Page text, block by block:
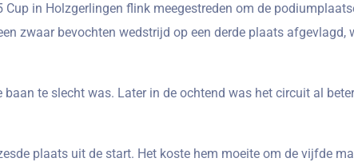
in Holzgerlingen flink meegestreden om de
zwaar bevochten wedstrijd op een derde plaats afgevlagd,
te slecht was. Later in de ochtend was het circuit al
plaats uit de start. Het koste hem moeite om de vijfde